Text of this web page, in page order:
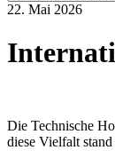
22. Mai 2026
Die Technische
diese Vielfalt